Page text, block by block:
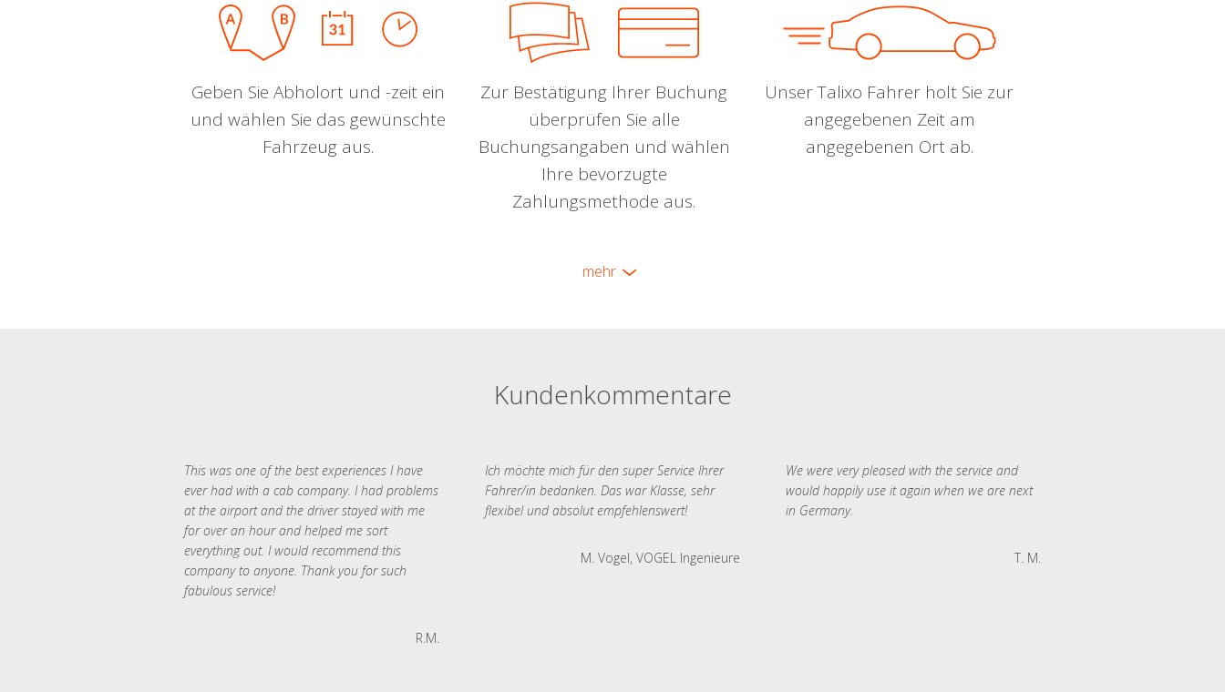
Geben Sie Abholort und -zeit ein
und wählen Sie das gewünschte
Fahrzeug aus.
Zur Bestätigung Ihrer Buchung
überprüfen Sie alle
Buchungsangaben und wählen
Ihre bevorzugte
Zahlungsmethode aus.
Unser Talixo Fahrer holt Sie zur
angegebenen Zeit am
angegebenen Ort ab.
mehr
Kundenkommentare
This was one of the best experiences I have
ever had with a cab company. I had problems
at the airport and the driver stayed with me
for over an hour and helped me sort
everything out. I would recommend this
company to anyone. Thank you for such
fabulous service!
R.M.
Ich möchte mich für den super Service Ihrer
Fahrer/in bedanken. Das war Klasse, sehr
flexibel und absolut empfehlenswert!
M. Vogel, VOGEL Ingenieure
We were very pleased with the service and
would happily use it again when we are next
in Germany.
T. M.